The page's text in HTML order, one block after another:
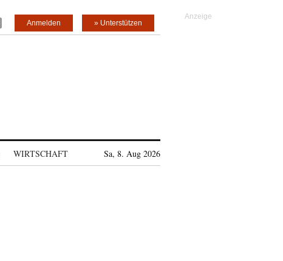
» Unterstützen
Anmelden
WIRTSCHAFT Sa, 8. Aug 2026